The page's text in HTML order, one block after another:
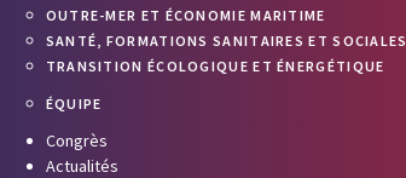
OUTRE-MER ET ÉCONOMIE MARITIME
SANTÉ, FORMATIONS SANITAIRES ET SOCIALES
TRANSITION ÉCOLOGIQUE ET ÉNERGÉTIQUE
ÉQUIPE
Congrès
Actualités